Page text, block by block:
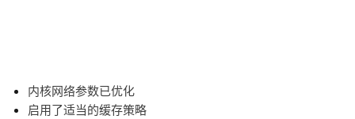
内核网络参数已优化
启用了适当的缓存策略